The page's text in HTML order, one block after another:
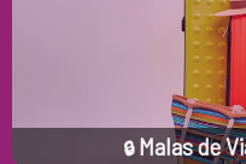
🔒Malas de